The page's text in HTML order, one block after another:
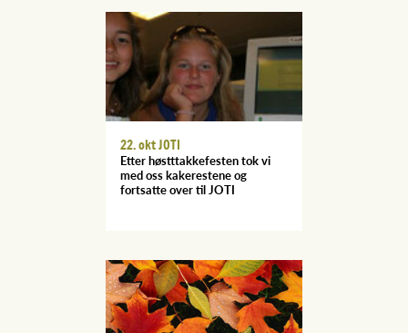
22. okt JOTI
Etter høstttakkefesten tok vi
med oss kakerestene og
fortsatte over til JOTI